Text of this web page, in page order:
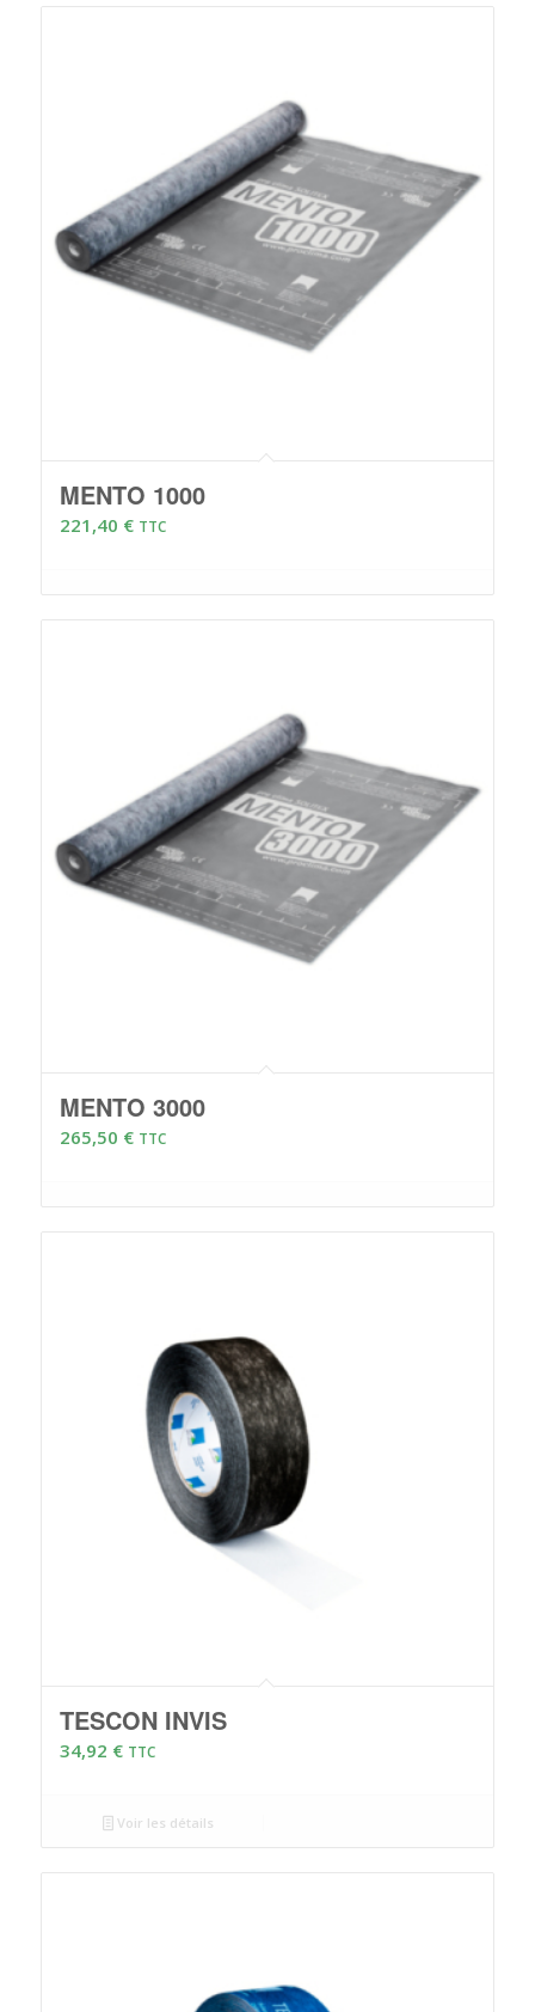
MENTO 1000
221,40 € TTC
MENTO 3000
265,50 € TTC
TESCON INVIS
34,92 € TTC
Voir les détails